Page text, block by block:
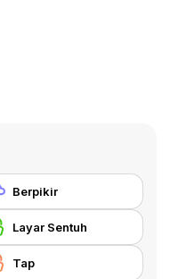
Berpikir
Layar Sentuh
Tap